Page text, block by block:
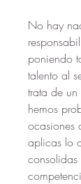
No hay
poniendo
talento al
trata de
hemos
ocasiones
aplicas lo